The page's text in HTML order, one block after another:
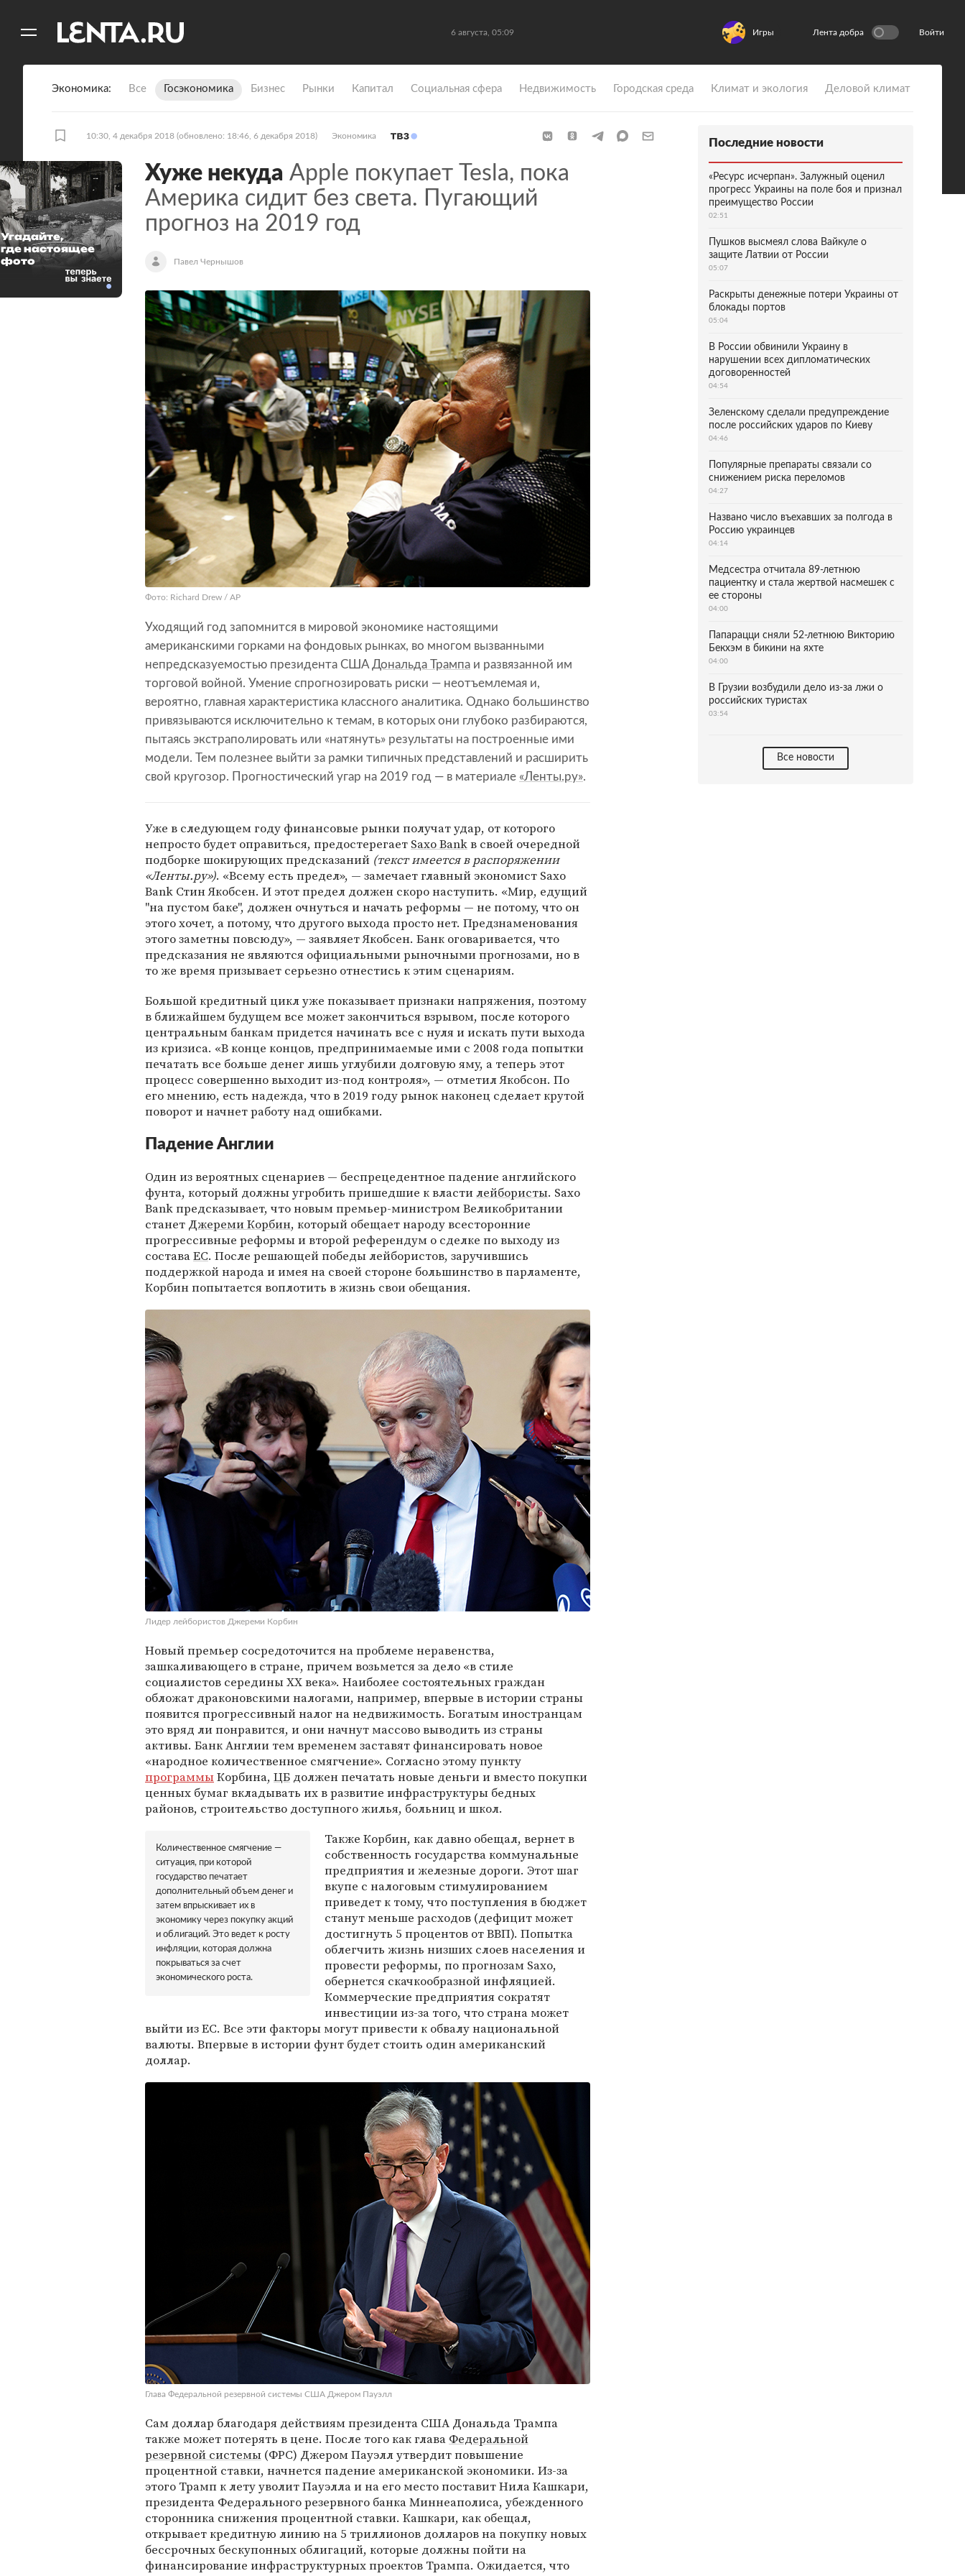
6 августа, 05:09 Игры Лента добра Войти
Экономика Все Госэкономика Бизнес Рынки Капитал Социальная сфера Недвижимость Городская среда Климат и экология Деловой климат
10:30, 4 декабря 2018 (обновлено: 18:46, 6 декабря 2018) Экономика
Хуже некуда Apple покупает Tesla, пока
Америка сидит без света. Пугающий
прогноз на 2019 год
Павел Чернышов
Фото: Richard Drew / AP
Уходящий год запомнится в мировой экономике настоящими
американскими горками на фондовых рынках, во многом вызванными
непредсказуемостью президента США Дональда Трампа и развязанной им
торговой войной. Умение спрогнозировать риски — неотъемлемая и,
вероятно, главная характеристика классного аналитика. Однако большинство
привязываются исключительно к темам, в которых они глубоко разбираются,
пытаясь экстраполировать или «натянуть» результаты на построенные ими
модели. Тем полезнее выйти за рамки типичных представлений и расширить
свой кругозор. Прогностический угар на 2019 год — в материале «Ленты.ру».
Уже в следующем году финансовые рынки получат удар, от которого
непросто будет оправиться, предостерегает Saxo Bankв своей очередной
подборке шокирующих предсказаний (текст имеется в распоряжении
«Ленты.ру»). «Всему есть предел», — замечает главный экономист Saxo
Bank Стин Якобсен. И этот предел должен скоро наступить. «Мир, едущий
"на пустом баке", должен очнуться и начать реформы — не потому, что он
этого хочет, а потому, что другого выхода просто нет. Предзнаменования
этого заметны повсюду», — заявляет Якобсен. Банк оговаривается, что
предсказания не являются официальными рыночными прогнозами, но в
то же время призывает серьезно отнестись к этим сценариям.
Большой кредитный цикл уже показывает признаки напряжения, поэтому
в ближайшем будущем все может закончиться взрывом, после которого
центральным банкам придется начинать все с нуля и искать пути выхода
из кризиса. «В конце концов, предпринимаемые ими с 2008 года попытки
печатать все больше денег лишь углубили долговую яму, а теперь этот
процесс совершенно выходит из-под контроля», — отметил Якобсон. По
его мнению, есть надежда, что в 2019 году рынок наконец сделает крутой
поворот и начнет работу над ошибками.
Падение Англии
Один из вероятных сценариев — беспрецедентное падение английского
фунта, который должны угробить пришедшие к властилейбористы. Saxo
Bank предсказывает, что новым премьер-министром Великобритании
станет Джереми Корбин, который обещает народу всесторонние
прогрессивные реформы и второй референдум о сделке по выходу из
составаЕС. После решающей победы лейбористов, заручившись
поддержкой народа и имея на своей стороне большинство в парламенте,
Корбин попытается воплотить в жизнь свои обещания.
Лидер лейбористов Джереми Корбин
Новый премьер сосредоточится на проблеме неравенства,
зашкаливающего в стране, причем возьмется за дело «в стиле
социалистов середины ХХ века». Наиболее состоятельных граждан
обложат драконовскими налогами, например, впервые в истории страны
появится прогрессивный налог на недвижимость. Богатым иностранцам
это вряд ли понравится, и они начнут массово выводить из страны
активы. Банк Англии тем временем заставят финансировать новое
«народное количественное смягчение». Согласно этому пункту
программыКорбина, ЦБ должен печатать новые деньги и вместо покупки
ценных бумаг вкладывать их в развитие инфраструктуры бедных
районов, строительство доступного жилья, больниц и школ.
Количественное смягчение —
ситуация, при которой
государство печатает
дополнительный объем денег и
затем впрыскивает их в
экономику через покупку акций
и облигаций. Это ведет к росту
инфляции, которая должна
покрываться за счет
экономического роста.
Также Корбин, как давно обещал, вернет в
собственность государства коммунальные
предприятия и железные дороги. Этот шаг
вкупе с налоговым стимулированием
приведет к тому, что поступления в бюджет
станут меньше расходов (дефицит может
достигнуть 5 процентов от ВВП). Попытка
облегчить жизнь низших слоев населения и
провести реформы, по прогнозам Saxo,
обернется скачкообразной инфляцией.
Коммерческие предприятия сократят
инвестиции из-за того, что страна может
выйти из ЕС. Все эти факторы могут привести к обвалу национальной
валюты. Впервые в истории фунт будет стоить один американский
доллар.
Глава Федеральной резервной системы США Джером Пауэлл
Сам доллар благодаря действиям президента США Дональда Трампа
также может потерять в цене. После того как глава Федеральной
резервной системы (ФРС) Джером Пауэлл утвердит повышение
процентной ставки, начнется падение американской экономики. Из-за
этого Трамп к лету уволит Пауэлла и на его место поставит Нила Кашкари,
президента Федерального резервного банка Миннеаполиса, убежденного
сторонника снижения процентной ставки. Кашкари, как обещал,
открывает кредитную линию на 5 триллионов долларов на покупку новых
бессрочных бескупонных облигаций, которые должны пойти на
финансирование инфраструктурных проектов Трампа. Ожидается, что
Угадайте,
где настоящее
фото
Последние новости
«Ресурс исчерпан». Залужный оценил
прогресс Украины на поле боя и признал
преимущество России
02:51
Пушков высмеял слова Вайкуле о
защите Латвии от России
05:07
Раскрыты денежные потери Украины от
блокады портов
05:04
В России обвинили Украину в
нарушении всех дипломатических
договоренностей
04:54
Зеленскому сделали предупреждение
после российских ударов по Киеву
04:46
Популярные препараты связали со
снижением риска переломов
04:27
Названо число въехавших за полгода в
Россию украинцев
04:14
Медсестра отчитала 89-летнюю
пациентку и стала жертвой насмешек с
ее стороны
04:00
Папарацци сняли 52-летнюю Викторию
Бекхэм в бикини на яхте
04:00
В Грузии возбудили дело из-за лжи о
российских туристах
03:54
Все новости